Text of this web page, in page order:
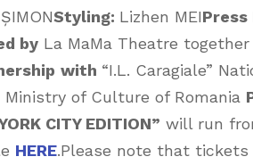
Styling: Lizhen MEI
byLa MaMa Theatre
with “I.L. Caragiale”
Ministry of Culture of Romania
CITY EDITION” will run
HERE.Please note that